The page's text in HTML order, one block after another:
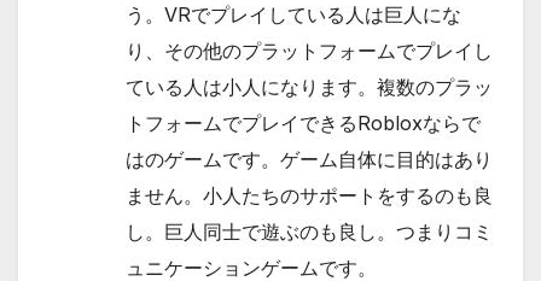
う。VRでプレイしている人は巨人にな
り、その他のプラットフォームでプレイし
ている人は小人になります。複数のプラッ
トフォームでプレイできるRobloxならで
はのゲームです。ゲーム自体に目的はあり
ません。小人たちのサポートをするのも良
し。巨人同士で遊ぶのも良し。つまりコミ
ュニケーションゲームです。